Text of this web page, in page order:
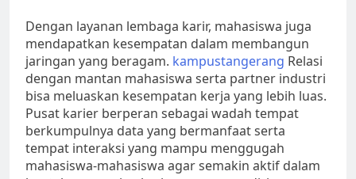
Dengan layanan lembaga karir, mahasiswa juga
mendapatkan kesempatan dalam membangun
jaringan yang beragam. kampustangerang Relasi
dengan mantan mahasiswa serta partner industri
bisa meluaskan kesempatan kerja yang lebih luas.
Pusat karier berperan sebagai wadah tempat
berkumpulnya data yang bermanfaat serta
tempat interaksi yang mampu menggugah
mahasiswa-mahasiswa agar semakin aktif dalam